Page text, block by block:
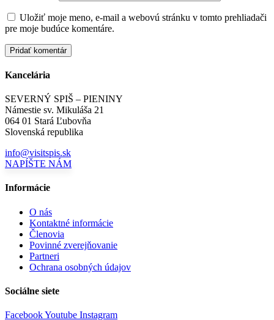
Uložiť moje meno, e-mail a webovú stránku v tomto prehliadači
pre moje budúce komentáre.
Kancelária
SEVERNÝ SPIŠ – PIENINY
Námestie sv. Mikuláša 21
064 01 Stará Ľubovňa
Slovenská republika
info@visitspis.sk
NAPÍŠTE NÁM
Informácie
O nás
Kontaktné informácie
Členovia
Povinné zverejňovanie
Partneri
Ochrana osobných údajov
Sociálne siete
FacebookYoutube Instagram